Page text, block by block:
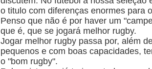
o titulo com diferenças enormes para
Penso que não é por haver um
que é, que se jogará melhor rugby.
Jogar melhor rugby passa por, além
pequenos e com boas capacidades,
o "bom rugby".